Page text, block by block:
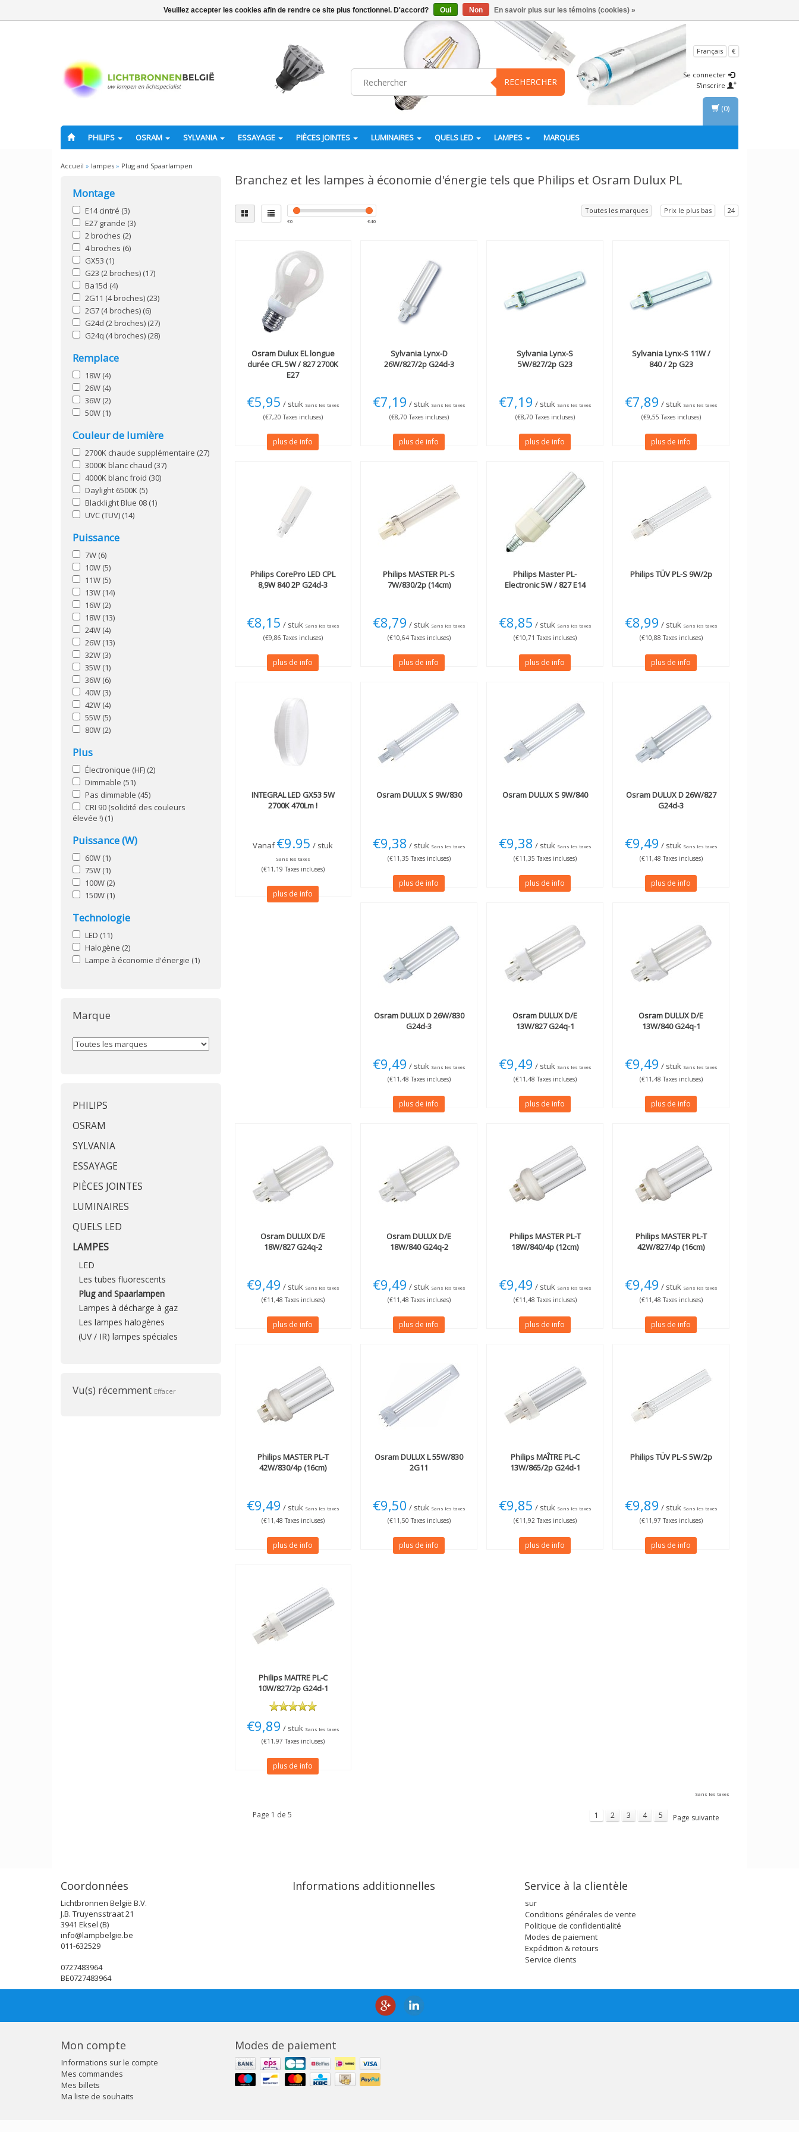
RECHERCHER
Français €
Se connecter
S'inscrire
PHILIPS OSRAM SYLVANIA ESSAYAGE PIÈCES JOINTES LUMINAIRES QUELS LED LAMPES MARQUES
(0)
Accueil » lampes » Plug and Spaarlampen
Montage
E14 cintré (3)
E27 grande (3)
2 broches (2)
4 broches (6)
GX53 (1)
G23 (2 broches) (17)
Ba15d (4)
2G11 (4 broches) (23)
2G7 (4 broches) (6)
G24d (2 broches) (27)
G24q (4 broches) (28)
Remplace
18W (4)
26W (4)
36W (2)
50W (1)
Couleur de lumière
2700K chaude supplémentaire (27)
3000K blanc chaud (37)
4000K blanc froid (30)
Daylight 6500K (5)
Blacklight Blue 08 (1)
UVC (TUV) (14)
Puissance
7W (6)
10W (5)
11W (5)
13W (14)
16W (2)
18W (13)
24W (4)
26W (13)
32W (3)
35W (1)
36W (6)
40W (3)
42W (4)
55W (5)
80W (2)
Plus
Électronique (HF) (2)
Dimmable (51)
Pas dimmable (45)
CRI 90 (solidité des couleurs
élevée !) (1)
Puissance (W)
60W (1)
75W (1)
100W (2)
150W (1)
Technologie
LED (11)
Halogène (2)
Lampe à économie d'énergie (1)
Marque
PHILIPS
OSRAM
SYLVANIA
ESSAYAGE
PIÈCES JOINTES
LUMINAIRES
QUELS LED
LAMPES
LED
Les tubes fluorescents
Plug and Spaarlampen
Lampes à décharge à gaz
Les lampes halogènes
(UV / IR) lampes spéciales
Vu(s) récemment Effacer
Branchez et les lampes à économie d'énergie tels que Philips et Osram Dulux PL
€0 €40
Toutes les marques Prix le plus bas 24
OsramDulux EL longue
durée CFL 5W / 827 2700K
E27
€5,95 / stuk Sans les taxes
(€7,20 Taxes incluses)
plus de info
SylvaniaLynx-D
26W/827/2p G24d-3
€7,19 / stuk Sans les taxes
(€8,70 Taxes incluses)
plus de info
SylvaniaLynx-S
5W/827/2p G23
€7,19 / stuk Sans les taxes
(€8,70 Taxes incluses)
plus de info
SylvaniaLynx-S 11W /
840 / 2p G23
€7,89 / stuk Sans les taxes
(€9,55 Taxes incluses)
plus de info
Philips CorePro LED CPL
8,9W 840 2P G24d-3
€8,15 / stuk Sans les taxes
(€9,86 Taxes incluses)
plus de info
PhilipsMASTER PL-S
7W/830/2p (14cm)
€8,79 / stuk Sans les taxes
(€10,64 Taxes incluses)
plus de info
PhilipsMaster PL-
Electronic 5W / 827 E14
€8,85 / stuk Sans les taxes
(€10,71 Taxes incluses)
plus de info
PhilipsTÜV PL-S 9W/2p
€8,99 / stuk Sans les taxes
(€10,88 Taxes incluses)
plus de info
INTEGRALLED GX53 5W
2700K 470Lm !
Vanaf€9.95 / stuk
Sans les taxes
(€11,19 Taxes incluses)
plus de info
OsramDULUX S 9W/830
€9,38 / stuk Sans les taxes
(€11,35 Taxes incluses)
plus de info
OsramDULUX S 9W/840
€9,38 / stuk Sans les taxes
(€11,35 Taxes incluses)
plus de info
OsramDULUX D 26W/827
G24d-3
€9,49 / stuk Sans les taxes
(€11,48 Taxes incluses)
plus de info
OsramDULUX D 26W/830
G24d-3
€9,49 / stuk Sans les taxes
(€11,48 Taxes incluses)
plus de info
OsramDULUX D/E
13W/827 G24q-1
€9,49 / stuk Sans les taxes
(€11,48 Taxes incluses)
plus de info
OsramDULUX D/E
13W/840 G24q-1
€9,49 / stuk Sans les taxes
(€11,48 Taxes incluses)
plus de info
OsramDULUX D/E
18W/827 G24q-2
€9,49 / stuk Sans les taxes
(€11,48 Taxes incluses)
plus de info
OsramDULUX D/E
18W/840 G24q-2
€9,49 / stuk Sans les taxes
(€11,48 Taxes incluses)
plus de info
PhilipsMASTER PL-T
18W/840/4p (12cm)
€9,49 / stuk Sans les taxes
(€11,48 Taxes incluses)
plus de info
PhilipsMASTER PL-T
42W/827/4p (16cm)
€9,49 / stuk Sans les taxes
(€11,48 Taxes incluses)
plus de info
PhilipsMASTER PL-T
42W/830/4p (16cm)
€9,49 / stuk Sans les taxes
(€11,48 Taxes incluses)
plus de info
OsramDULUX L 55W/830
2G11
€9,50 / stuk Sans les taxes
(€11,50 Taxes incluses)
plus de info
PhilipsMAÎTRE PL-C
13W/865/2p G24d-1
€9,85 / stuk Sans les taxes
(€11,92 Taxes incluses)
plus de info
PhilipsTÜV PL-S 5W/2p
€9,89 / stuk Sans les taxes
(€11,97 Taxes incluses)
plus de info
PhilipsMAITRE PL-C
10W/827/2p G24d-1
€9,89 / stuk Sans les taxes
(€11,97 Taxes incluses)
plus de info
Sans les taxes
Page 1 de 5 1 2 3 4 5 Page suivante
Coordonnées
Lichtbronnen België B.V.
J.B. Truyensstraat 21
3941 Eksel (B)
info@lampbelgie.be
011-632529
0727483964
BE0727483964
Informations additionnelles Service à la clientèle
sur
Conditions générales de vente
Politique de confidentialité
Modes de paiement
Expédition & retours
Service clients
Mon compte
Informations sur le compte
Mes commandes
Mes billets
Ma liste de souhaits
Modes de paiement
Veuillez accepter les cookies afin de rendre ce site plus fonctionnel. D'accord? Oui Non En savoir plus sur les témoins (cookies) »